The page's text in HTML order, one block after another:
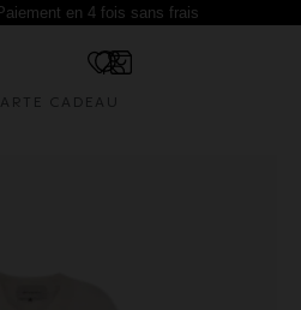
en 4 fois sans frais
CADEAU